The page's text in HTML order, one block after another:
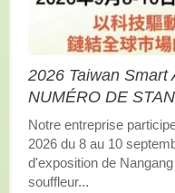
2026 Taiwan Smart
NUMÉRO DE
Notre entreprise
2026 du 8 au 10
d'exposition de
souffleur...